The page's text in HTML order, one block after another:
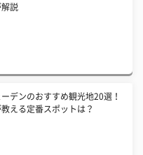
説
ーデンのおすすめ観光地20選！
える定番スポットは？